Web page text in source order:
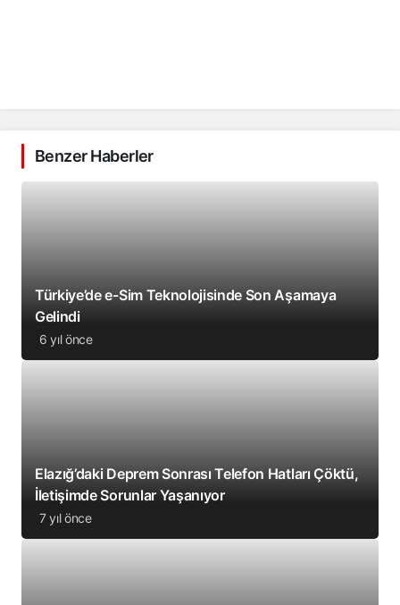
Benzer Haberler
Türkiye’de e-Sim Teknolojisinde Son Aşamaya
Gelindi
6 yıl önce
Elazığ’daki Deprem Sonrası Telefon Hatları Çöktü,
İletişimde Sorunlar Yaşanıyor
7 yıl önce